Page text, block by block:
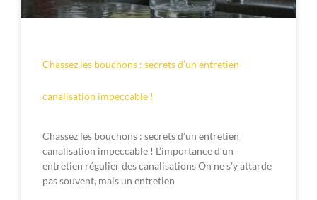
Chassez les bouchons : secrets d’un entretien
canalisation impeccable !
Chassez les bouchons : secrets d’un entretien
canalisation impeccable ! L’importance d’un
entretien régulier des canalisations On ne s’y attarde
pas souvent, mais un entretien